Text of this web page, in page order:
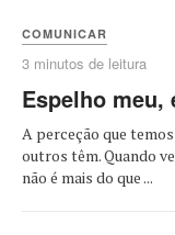
COMUNICAR
3 minutos de leitura
Espelho
A perceção que
outros têm. Quando
não é mais do que ...